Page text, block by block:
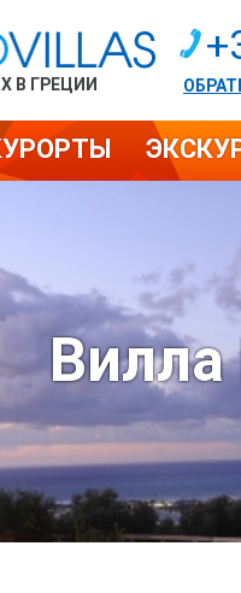
В ГРЕЦИИ
Вилла